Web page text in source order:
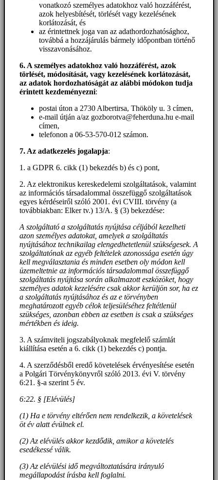
vonatkozó személyes adatokhoz való hozzáférést,
azok helyesbítését, törlését vagy kezelésének
korlátozását, és
az érintettnek joga van az adathordozhatósághoz,
továbbá a hozzájárulás bármely időpontban történő
visszavonásához.
6. A személyes adatokhoz való hozzáférést, azok
törlését, módosítását, vagy kezelésének korlátozását,
az adatok hordozhatóságát az alábbi módokon tudja
érintett kezdeményezni:
postai úton a 2730 Albertirsa, Thököly u. 3 címen,
e-mail útján a/az gozborotva@feherduna.hu e-mail
címen,
telefonon a 06-53-570-012 számon.
7. Az adatkezelés jogalapja:
1. a GDPR 6. cikk (1) bekezdés b) és c) pont,
2. Az elektronikus kereskedelemi szolgáltatások, valamint
az információs társadalommal összefüggő szolgáltatások
egyes kérdéseiről szóló 2001. évi CVIII. törvény (a
továbbiakban: Elker tv.) 13/A. § (3) bekezdése:
A szolgáltató a szolgáltatás nyújtása céljából kezelheti
azon személyes adatokat, amelyek a szolgáltatás
nyújtásához technikailag elengedhetetlenül szükségesek. A
szolgáltatónak az egyéb feltételek azonossága esetén úgy
kell megválasztania és minden esetben oly módon kell
üzemeltetnie az információs társadalommal összefüggő
szolgáltatás nyújtása során alkalmazott eszközöket, hogy
személyes adatok kezelésére csak akkor kerüljön sor, ha ez
a szolgáltatás nyújtásához és az e törvényben
meghatározott egyéb célok teljesüléséhez feltétlenül
szükséges, azonban ebben az esetben is csak a szükséges
mértékben és ideig.
3. A számviteli jogszabályoknak megfelelő számlát
kiállítása esetén a 6. cikk (1) bekezdés c) pontja.
4. A szerződésből eredő követelések érvényesítése esetén
a Polgári Törvénykönyvről szóló 2013. évi V. törvény
6:21. §-a szerint 5 év.
6:22. § [Elévülés]
(1) Ha e törvény eltérően nem rendelkezik, a követelések
öt év alatt évülnek el.
(2) Az elévülés akkor kezdődik, amikor a követelés
esedékessé válik.
(3) Az elévülési idő megváltoztatására irányuló
megállapodást írásba kell foglalni.